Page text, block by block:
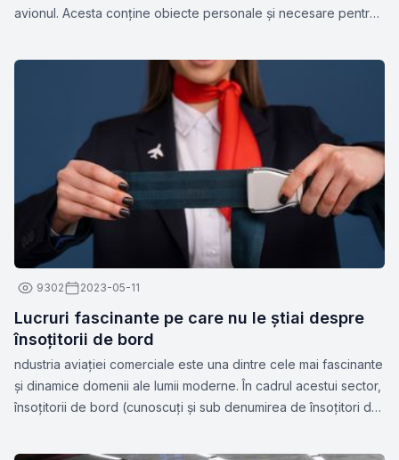
avionul. Acesta conține obiecte personale și necesare pentru
greutatea permise pentru bagajul de mână pot varia în funcție
9302 2023-05-11
Lucruri fascinante pe care nu le știai despre
însoțitorii de bord
ndustria aviației comerciale este una dintre cele mai fascinante
și dinamice domenii ale lumii moderne. În cadrul acestui sector,
însoțitorii de bord (cunoscuți și sub denumirea de însoțitori de